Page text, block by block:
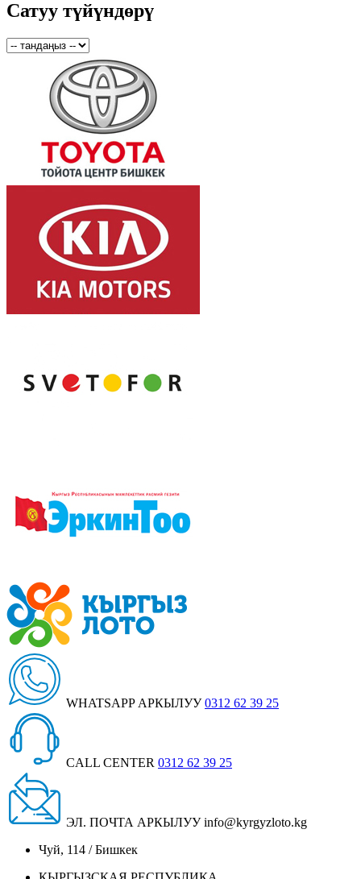
Сатуу түйүндөрү
WHATSAPP АРКЫЛУУ 0312 62 39 25
CALL CENTER 0312 62 39 25
ЭЛ. ПОЧТА АРКЫЛУУ info@kyrgyzloto.kg
Чуй, 114 / Бишкек